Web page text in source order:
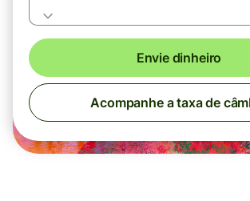
Envie dinheiro
Acompanhe a taxa de